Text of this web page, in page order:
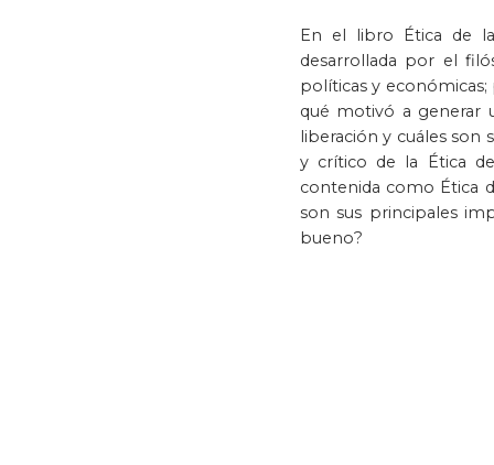
Política y
En el libro Ética de
desarrollada por el
políticas y económicas;
qué motivó a generar
liberación y cuáles son
y crítico de la Ética
contenida como Ética
son sus principales
bueno?